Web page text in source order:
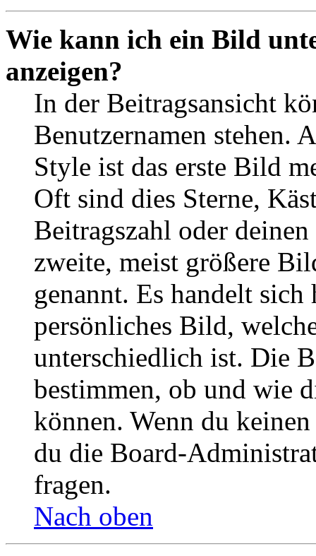
Wie kann ich ein Bild
anzeigen?
In der Beitragsansicht
Benutzernamen stehen.
Style ist das erste Bild
Oft sind dies Sterne,
Beitragszahl oder
zweite, meist größere
genannt. Es handelt
persönliches Bild,
unterschiedlich ist. Die
bestimmen, ob und wie
können. Wenn du
du die Board-
fragen.
Nach oben